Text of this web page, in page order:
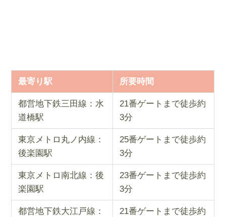
最寄り駅 所要時間
都営地下鉄三田線：水
道橋駅
21番ゲートまで徒歩約
3分
東京メトロ丸ノ内線：
後楽園駅
25番ゲートまで徒歩約
3分
東京メトロ南北線：後
楽園駅
23番ゲートまで徒歩約
3分
都営地下鉄大江戸線：
21番ゲートまで徒歩約